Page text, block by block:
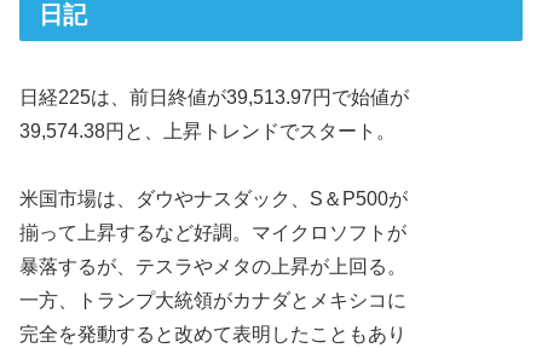
日記
日経225は、前日終値が39,513.97円で始値が
39,574.38円と、上昇トレンドでスタート。
米国市場は、ダウやナスダック、S＆P500が
揃って上昇するなど好調。マイクロソフトが
暴落するが、テスラやメタの上昇が上回る。
一方、トランプ大統領がカナダとメキシコに
完全を発動すると改めて表明したこともあり